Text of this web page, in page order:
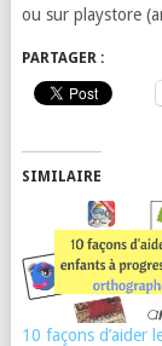
ou sur playstore
PARTAGER :
SIMILAIRE
10 façons d’aider